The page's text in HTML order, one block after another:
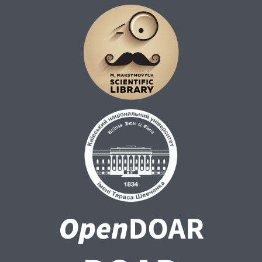
поетики фантастики не обов’язковий.
Письменник цілком може створювати
художній світ, підкреслено відмінний від
реальності та цінний насамперед цією
відмінністю.
Для художньої фантастики вирішальною є
позиція автора в сприйнятті тексту, а не
позиція читача. В історії літератури
непоодинокі випадки, коли читачі вірили у
фантастичні твори (так відбулося з
творами «Плутонія» В. Обручева «Правда
про те, що трапилося з містером
Вальдемаром» Е. По тощо), утім, це не
змінювало природи твору. Тож, аби
твір, треба передусім збагнути позицію
автора. Деякі науковці відносять до